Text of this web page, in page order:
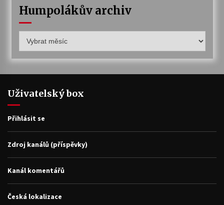
Humpolákův archiv
archiv
Uživatelský box
Přihlásit se
Zdroj kanálů (příspěvky)
Kanál komentářů
Česká lokalizace